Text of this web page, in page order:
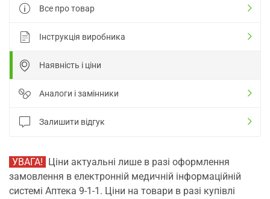
Все про товар
Інструкція виробника
Наявність і ціни
Аналоги і замінники
Залишити відгук
УВАГА! Ціни актуальні лише в разі оформлення
замовлення в електронній медичній інформаційній
системі Аптека 9-1-1. Ціни на товари в разі купівлі